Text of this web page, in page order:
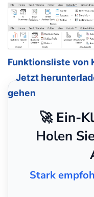
Funktionsliste von
Jetzt
gehen
🚀 Ein-
Holen
Stark